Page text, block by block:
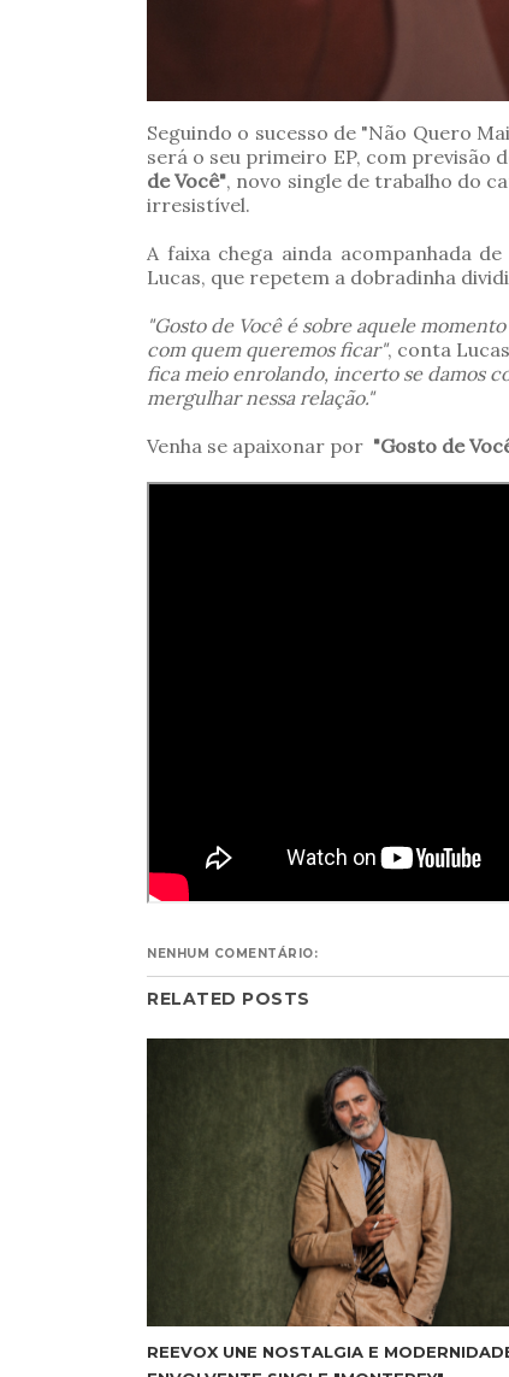
Seguindo o sucesso de "Não Quero
será o seu primeiro EP, com previsão
de Você", novo single de trabalho do
irresistível.
A faixa chega ainda acompanhada
Lucas, que repetem a dobradinha
"Gosto de Você é sobre aquele
com quem queremos ficar", conta
fica meio enrolando, incerto se damos
mergulhar nessa relação."
Venha se apaixonar por "Gosto de
NENHUM COMENTÁRIO:
RELATED POSTS
REEVOX UNE NOSTALGIA E